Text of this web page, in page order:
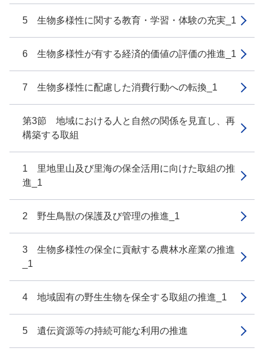
5 生物多様性に関する教育・学習・体験の充実_1
6 生物多様性が有する経済的価値の評価の推進_1
7 生物多様性に配慮した消費行動への転換_1
第3節 地域における人と自然の関係を見直し、再
構築する取組
1 里地里山及び里海の保全活用に向けた取組の推
進_1
2 野生鳥獣の保護及び管理の推進_1
3 生物多様性の保全に貢献する農林水産業の推進
_1
4 地域固有の野生生物を保全する取組の推進_1
5 遺伝資源等の持続可能な利用の推進